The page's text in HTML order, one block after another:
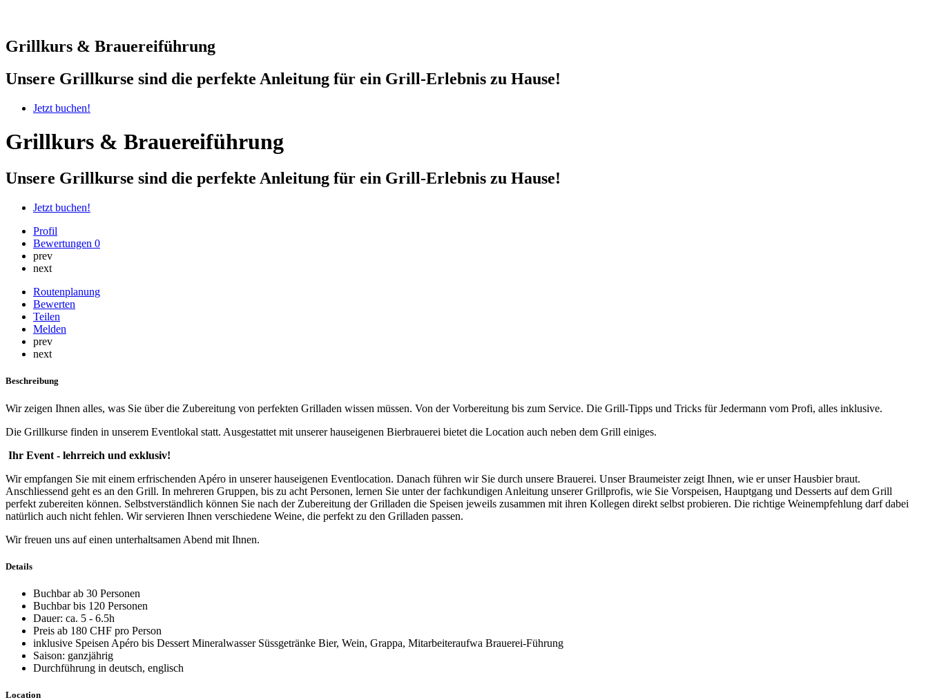
Grillkurs & Brauereiführung
Unsere Grillkurse sind die perfekte Anleitung für ein Grill-Erlebnis zu Hause!
Jetzt buchen!
Grillkurs & Brauereiführung
Unsere Grillkurse sind die perfekte Anleitung für ein Grill-Erlebnis zu Hause!
Jetzt buchen!
Profil
Bewertungen 0
prev
next
Routenplanung
Bewerten
Teilen
Melden
prev
next
Beschreibung
Wir zeigen Ihnen alles, was Sie über die Zubereitung von perfekten Grilladen wissen müssen. Von der Vorbereitung bis zum Service. Die Grill-Tipps und Tricks für Jedermann vom Profi, alles inklusive.
Die Grillkurse finden in unserem Eventlokal statt. Ausgestattet mit unserer hauseigenen Bierbrauerei bietet die Location auch neben dem Grill einiges.
Ihr Event - lehrreich und exklusiv!
Wir empfangen Sie mit einem erfrischenden Apéro in unserer hauseigenen Eventlocation. Danach führen wir Sie durch unsere Brauerei. Unser Braumeister zeigt Ihnen, wie er unser Hausbier braut.
Anschliessend geht es an den Grill. In mehreren Gruppen, bis zu acht Personen, lernen Sie unter der fachkundigen Anleitung unserer Grillprofis, wie Sie Vorspeisen, Hauptgang und Desserts auf dem Grill
perfekt zubereiten können. Selbstverständlich können Sie nach der Zubereitung der Grilladen die Speisen jeweils zusammen mit ihren Kollegen direkt selbst probieren. Die richtige Weinempfehlung darf dabei
natürlich auch nicht fehlen. Wir servieren Ihnen verschiedene Weine, die perfekt zu den Grilladen passen.
Wir freuen uns auf einen unterhaltsamen Abend mit Ihnen.
Details
Buchbar ab 30 Personen
Buchbar bis 120 Personen
Dauer: ca. 5 - 6.5h
Preis ab 180 CHF pro Person
inklusive Speisen Apéro bis Dessert Mineralwasser Süssgetränke Bier, Wein, Grappa, Mitarbeiteraufwa Brauerei-Führung
Saison: ganzjährig
Durchführung in deutsch, englisch
Location